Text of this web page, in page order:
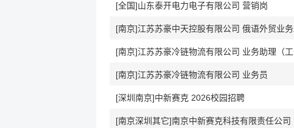
[全国]山东泰开电力电子有限公司 营销岗
[南京]江苏苏豪中天控股有限公司 俄语外贸业
[南京]江苏苏豪冷链物流有限公司 业务助理（工
[南京]江苏苏豪冷链物流有限公司 业务员
[深圳南京]中新赛克 2026校园招聘
[南京深圳其它]南京中新赛克科技有限责任公司